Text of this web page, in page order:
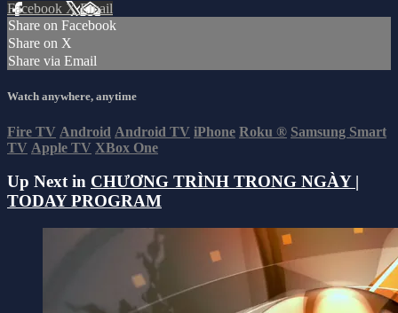
Facebook XEmail
Share on Facebook
Share on X
Share via Email
Watch anywhere, anytime
Fire TV Android Android TV iPhone Roku ® Samsung Smart
TV Apple TV XBox One
Up Next in CHƯƠNG TRÌNH TRONG NGÀY |
TODAY PROGRAM